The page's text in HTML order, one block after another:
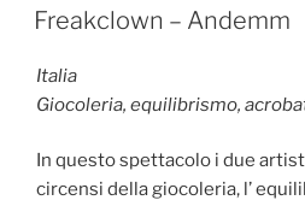
ON
Freakclown – Andemm
Italia
Giocoleria, equilibrismo,
In questo spettacolo i due
circensi della giocoleria, l’